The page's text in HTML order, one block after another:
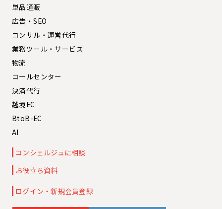
単品通販
広告・SEO
コンサル・運営代行
業務ツール・サービス
物流
コールセンター
決済代行
越境EC
BtoB-EC
AI
コンシェルジュに相談
お役立ち資料
ログイン・新規会員登録